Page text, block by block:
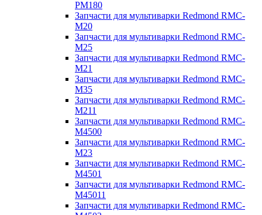
PM180
Запчасти для мультиварки Redmond RMC-
M20
Запчасти для мультиварки Redmond RMC-
M25
Запчасти для мультиварки Redmond RMC-
M21
Запчасти для мультиварки Redmond RMC-
M35
Запчасти для мультиварки Redmond RMC-
M211
Запчасти для мультиварки Redmond RMC-
M4500
Запчасти для мультиварки Redmond RMC-
M23
Запчасти для мультиварки Redmond RMC-
M4501
Запчасти для мультиварки Redmond RMC-
M45011
Запчасти для мультиварки Redmond RMC-